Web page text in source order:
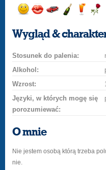
uśmiech
buziakasamochodem
szampana
drinka
różę
Wygląd &
Stosunek do palenia:
Alkohol:
Wzrost:
Języki, w których mogę się
porozumiewać:
O mnie
Nie jestem osobą którą trzeba
nie.